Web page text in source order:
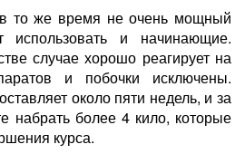
то же время не очень мощный
использовать и начинающие.
случае хорошо реагирует на
и побочки исключены.
около пяти недель, и за
набрать более 4 кило, которые
курса.